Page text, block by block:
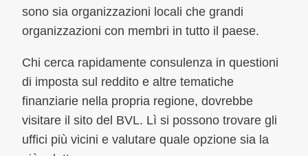
sono sia organizzazioni locali che grandi
organizzazioni con membri in tutto il paese.
Chi cerca rapidamente consulenza in questioni
di imposta sul reddito e altre tematiche
finanziarie nella propria regione, dovrebbe
visitare il sito del BVL. Lì si possono trovare gli
uffici più vicini e valutare quale opzione sia la